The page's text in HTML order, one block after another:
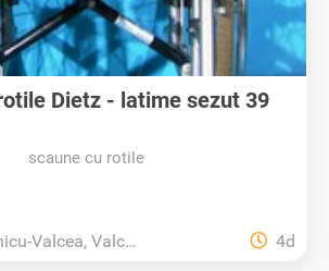
Dietz - latime sezut 39
scaune cu rotile
Valcea, Valcea 4d